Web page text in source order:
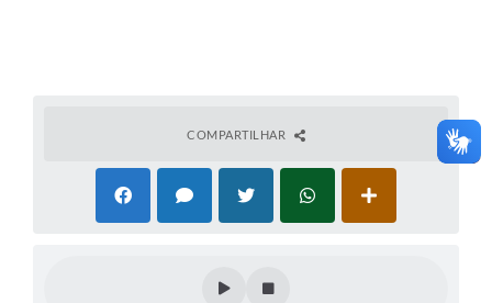
COMPARTILHAR